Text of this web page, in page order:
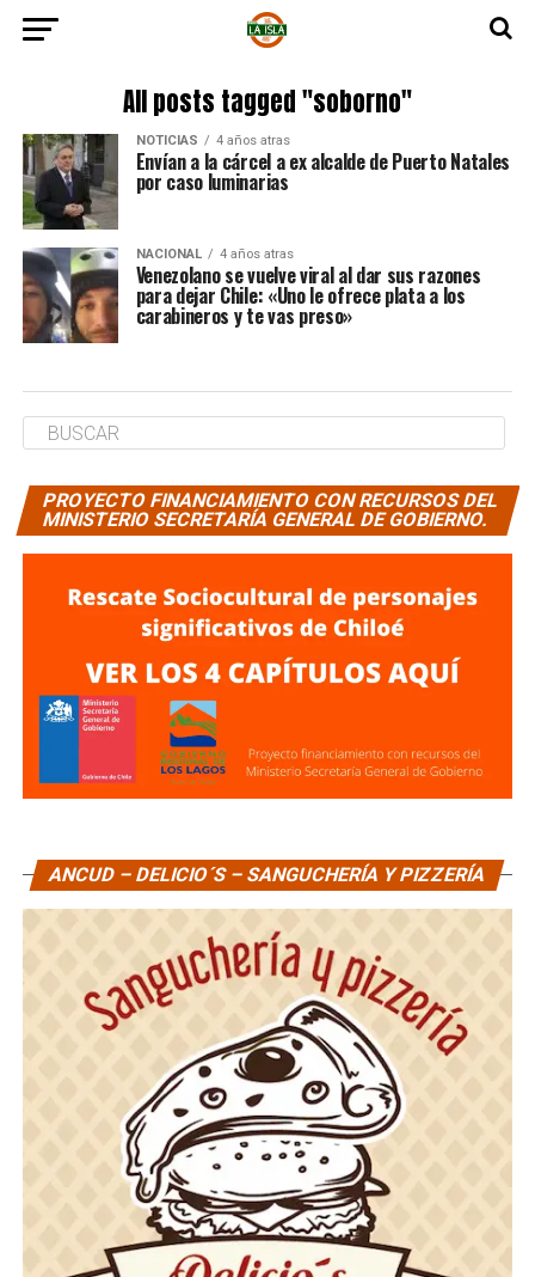
All posts tagged "soborno"
NOTICIAS 4 años atras
Envían a la cárcel a ex alcalde de Puerto Natales
por caso luminarias
NACIONAL 4 años atras
Venezolano se vuelve viral al dar sus razones
para dejar Chile: «Uno le ofrece plata a los
carabineros y te vas preso»
PROYECTO FINANCIAMIENTO CON RECURSOS DEL
MINISTERIO SECRETARÍA GENERAL DE GOBIERNO.
ANCUD – DELICIO´S – SANGUCHERÍA Y PIZZERÍA